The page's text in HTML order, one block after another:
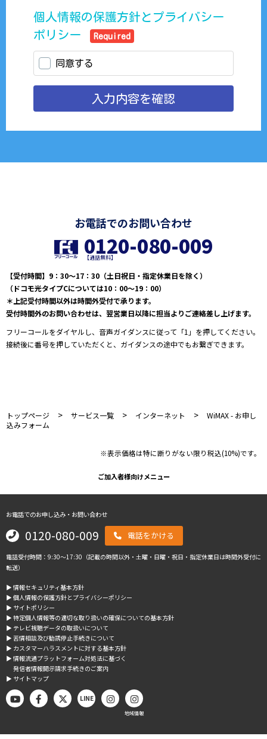
お電話でのお問い合わせ
0120-080-009
【通話無料】
【受付時間】9：30～17：30（土日祝日・指定休業日を除く）
（ドコモ光タイプCについては10：00～19：00）
＊上記受付時間以外は時間外受付で承ります。
受付時間外のお問い合わせは、翌営業日以降に担当よりご連絡差し上げます。
フリーコールをダイヤルし、音声ガイダンスに従って「1」を押してください。
接続後に番号を押していただくと、ガイダンスの途中でもお繋ぎできます。
トップページ >サービス一覧 > インターネット >WiMAX - お申し
込みフォーム
※表示価格は特に断りがない限り税込(10%)です。
ご加入者様向けメニュー
お電話でのお申し込み・お問い合わせ
0120-080-009 電話をかける
電話受付時間：9:30～17:30（記載の時間以外・土曜・日曜・祝日・指定休業日は時間外受付に
転送）
▶︎ 情報セキュリティ基本方針
▶︎ 個人情報の保護方針とプライバシーポリシー
▶︎ サイトポリシー
▶︎ 特定個人情報等の適切な取り扱いの確保についての基本方針
▶︎ テレビ視聴データの取扱いについて
▶︎ 苦情相談及び勧誘停止手続きについて
▶︎ カスタマーハラスメントに対する基本方針
▶︎ 情報流通プラットフォーム対処法に基づく
発信者情報開示請求手続きのご案内
▶︎ サイトマップ
LINE
地域情報